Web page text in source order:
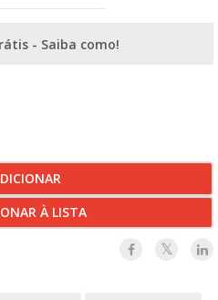
- Saiba como!
À LISTA